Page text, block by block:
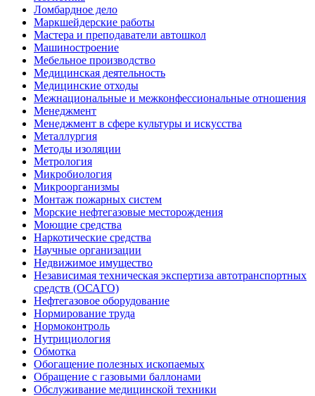
Ломбардное дело
Маркшейдерские работы
Мастера и преподаватели автошкол
Машиностроение
Мебельное производство
Медицинская деятельность
Медицинские отходы
Межнациональные и межконфессиональные отношения
Менеджмент
Менеджмент в сфере культуры и искусства
Металлургия
Методы изоляции
Метрология
Микробиология
Микроорганизмы
Монтаж пожарных систем
Морские нефтегазовые месторождения
Моющие средства
Наркотические средства
Научные организации
Недвижимое имущество
Независимая техническая экспертиза автотранспортных
средств (ОСАГО)
Нефтегазовое оборудование
Нормирование труда
Нормоконтроль
Нутрициология
Обмотка
Обогащение полезных ископаемых
Обращение с газовыми баллонами
Обслуживание медицинской техники